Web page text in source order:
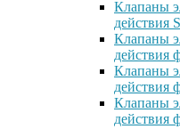
Клапаны
действия
Клапаны
действия
Клапаны
действия
Клапаны
действия